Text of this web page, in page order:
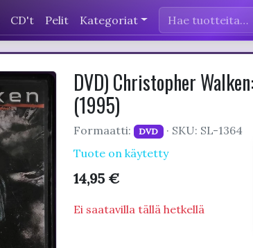
CD't Pelit Kategoriat
DVD) Christopher
(1995)
Formaatti: DVD
· SKU: SL-1364
Tuote on käytetty
14,95 €
Ei saatavilla tällä hetkellä